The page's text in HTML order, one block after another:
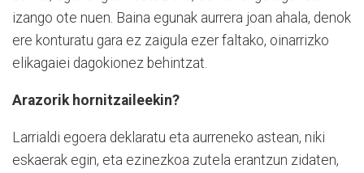
izango ote nuen. Baina egunak aurrera joan ahala, denok
ere konturatu gara ez zaigula ezer faltako, oinarrizko
elikagaiei dagokionez behintzat.
Arazorik hornitzaileekin?
Larrialdi egoera deklaratu eta aurreneko astean, niki
eskaerak egin, eta ezinezkoa zutela erantzun zidaten,